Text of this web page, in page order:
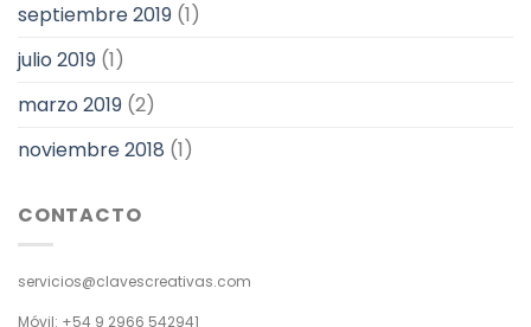
septiembre 2019 (1)
julio 2019 (1)
marzo 2019 (2)
noviembre 2018 (1)
CONTACTO
servicios@clavescreativas.com
Móvil: +54 9 2966 542941